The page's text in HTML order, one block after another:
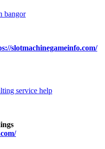
bangor
slotmachinegameinfo.com/
service help